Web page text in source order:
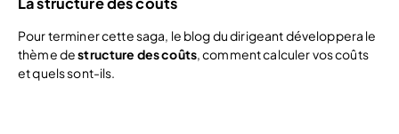
Pour terminer cette saga, le blog du dirigeant développera le
thème destructure des coûts, comment calculer vos coûts
et quels sont-ils.